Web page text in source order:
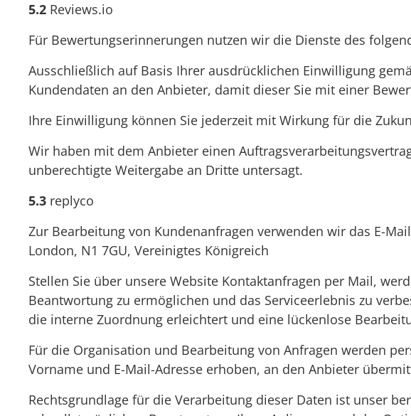
5.2 Reviews.io
Für Bewertungserinnerungen nutzen wir die Dienste des
Ausschließlich auf Basis Ihrer ausdrücklichen Einwilligung
Kundendaten an den Anbieter, damit dieser Sie mit einer
Ihre Einwilligung können Sie jederzeit mit Wirkung für die
Wir haben mit dem Anbieter einen
unberechtigte Weitergabe an Dritte untersagt.
5.3 replyco
Zur Bearbeitung von Kundenanfragen verwenden wir das E-
London, N1 7GU, Vereinigtes Königreich
Stellen Sie über unsere Website Kontaktanfragen per Mail,
Beantwortung zu ermöglichen und das Serviceerlebnis zu
die interne Zuordnung erleichtert und eine lückenlose
Für die Organisation und Bearbeitung von Anfragen werden
Vorname und E-Mail-Adresse erhoben, an den Anbieter
Rechtsgrundlage für die Verarbeitung dieser Daten ist unser